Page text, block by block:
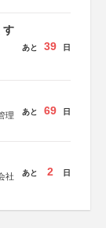
す
あと 39 日
理
あと 69 日
社
あと 2 日